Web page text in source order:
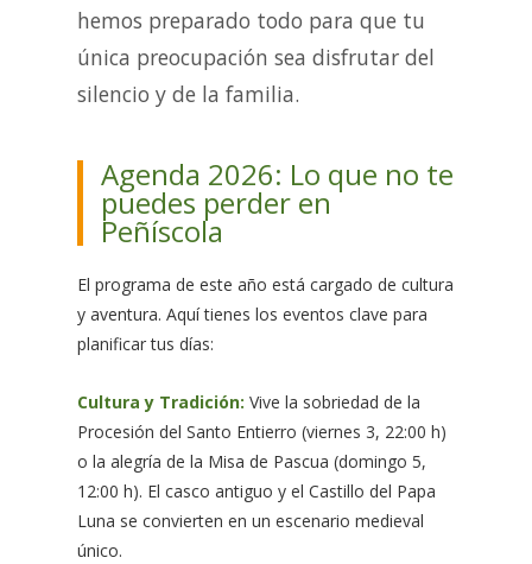
hemos preparado todo para que tu
única preocupación sea disfrutar del
silencio y de la familia.
Agenda 2026: Lo que no te
puedes perder en
Peñíscola
El programa de este año está cargado de cultura
y aventura. Aquí tienes los eventos clave para
planificar tus días:
Cultura y Tradición: Vive la sobriedad de la
Procesión del Santo Entierro (viernes 3, 22:00 h)
o la alegría de la Misa de Pascua (domingo 5,
12:00 h). El casco antiguo y el Castillo del Papa
Luna se convierten en un escenario medieval
único.